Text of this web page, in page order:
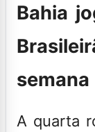
Bahia
semana
A quarta